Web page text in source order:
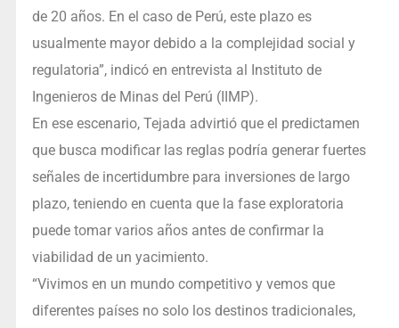
de 20 años. En el caso de Perú, este plazo es
usualmente mayor debido a la complejidad social y
regulatoria”, indicó en entrevista al Instituto de
Ingenieros de Minas del Perú (IIMP).
En ese escenario, Tejada advirtió que el predictamen
que busca modificar las reglas podría generar fuertes
señales de incertidumbre para inversiones de largo
plazo, teniendo en cuenta que la fase exploratoria
puede tomar varios años antes de confirmar la
viabilidad de un yacimiento.
“Vivimos en un mundo competitivo y vemos que
diferentes países no solo los destinos tradicionales,